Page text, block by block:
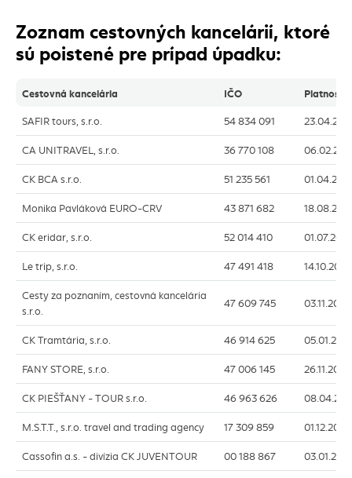
Zoznam cestovných kancelárií, ktoré
sú poistené pre prípad úpadku:
Cestovná kancelária IČO
Platnosť
SAFIR tours, s.r.o. 54 834 091
CA UNITRAVEL, s.r.o. 36 770 108
CK BCAs.r.o. 51 235 561
Monika Pavláková EURO-CRV 43 871 682
CKeridar, s.r.o. 52 014 410
Le trip, s.r.o. 47 491 418 14.10.2026
Cesty za poznaním, cestovná kancelária
s.r.o.
47 609 745 03.11.2026
CK Tramtária, s.r.o. 46 914 625
FANY STORE, s.r.o. 47 006 145 26.11.2026
CK PIEŠŤANY -TOURs.r.o. 46 963 626
M.S.T.T., s.r.o. travel and trading agency 17 309 859 01.12.2026
Cassofina.s. - divízia CKJUVENTOUR 00 188 867